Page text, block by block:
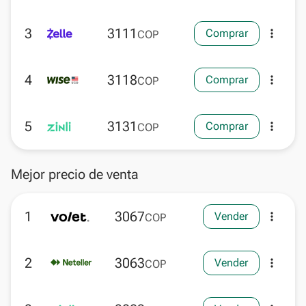
3 3111 COP Comprar more_vert
4 3118COP Comprar more_vert
5 3131 COP Comprar more_vert
Mejor precio de venta
1 3067COP Vender more_vert
2 3063COP Vender more_vert